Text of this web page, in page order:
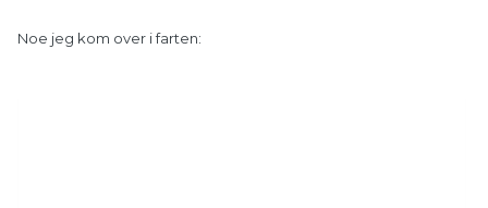
Noe jeg kom over i farten: